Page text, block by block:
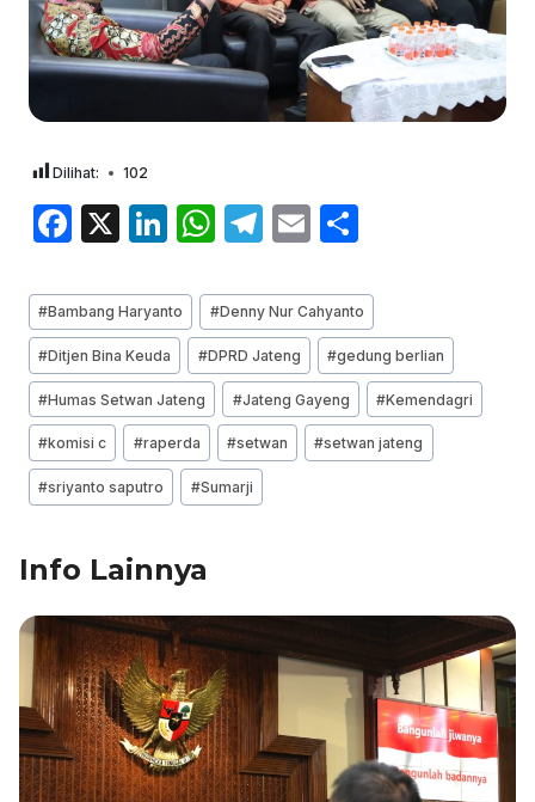
Dilihat: 102
F
c
e
b
o
o
k
X
Li
k
e
dI
n
W
at
s
A
p
p
T
e
gr
a
m
E
ai
l
ar
e
Post
Tags:
#Bambang Haryanto #Denny Nur Cahyanto
#Ditjen Bina Keuda #DPRD Jateng #gedung berlian
#Humas Setwan Jateng #Jateng Gayeng #Kemendagri
#komisi c #raperda #setwan #setwan jateng
#sriyanto saputro #Sumarji
Info Lainnya